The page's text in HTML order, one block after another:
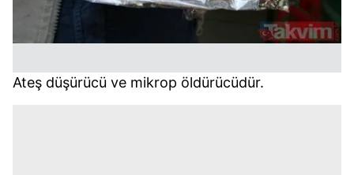
Ateş düşürücü ve mikrop öldürücüdür.